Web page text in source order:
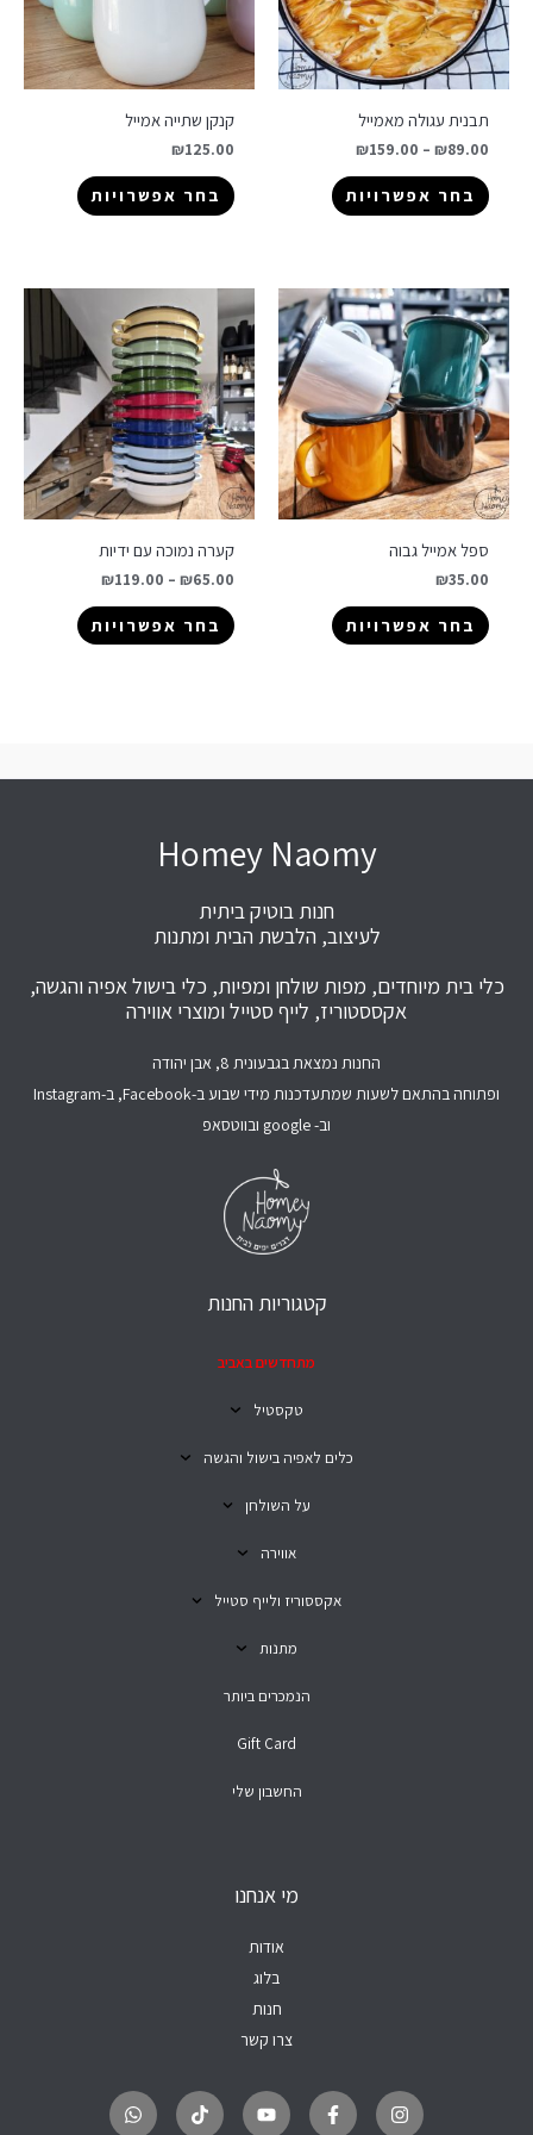
תבנית עגולה מאמייל
₪89.00
–
₪159.00
בחר אפשרויות
קנקן שתייה אמייל
₪125.00
בחר אפשרויות
ספל אמייל גבוה
₪35.00
בחר אפשרויות
קערה נמוכה עם ידיות
₪65.00
–
₪119.00
בחר אפשרויות
Homey Naomy
חנות בוטיק ביתית
לעיצוב, הלבשת הבית ומתנות
כלי בית מיוחדים, מפות שולחן ומפיות, כלי בישול אפיה והגשה,
אקססטוריז, לייף סטייל ומוצרי אווירה
החנות נמצאת בגבעונית 8, אבן יהודה
ופתוחה בהתאם לשעות שמתעדכנות מידי שבוע ב-Facebook, ב-Instagram
וב- google ובווטסאפ
קטגוריות החנות
מתחדשים באביב
טקסטיל
כלים לאפיה בישול והגשה
על השולחן
אווירה
אקססוריז ולייף סטייל
מתנות
הנמכרים ביותר
Gift Card
החשבון שלי
מי אנחנו
אודות
בלוג
חנות
צרו קשר
I
n
s
F
a
c
Y
o
u
T
i
k
W
h
a